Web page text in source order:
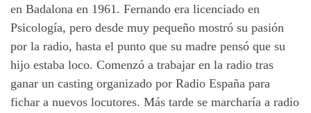
en Badalona en 1961. Fernando era licenciado en
Psicología, pero desde muy pequeño mostró su pasión
por la radio, hasta el punto que su madre pensó que su
hijo estaba loco. Comenzó a trabajar en la radio tras
ganar un casting organizado por Radio España para
fichar a nuevos locutores. Más tarde se marcharía a radio